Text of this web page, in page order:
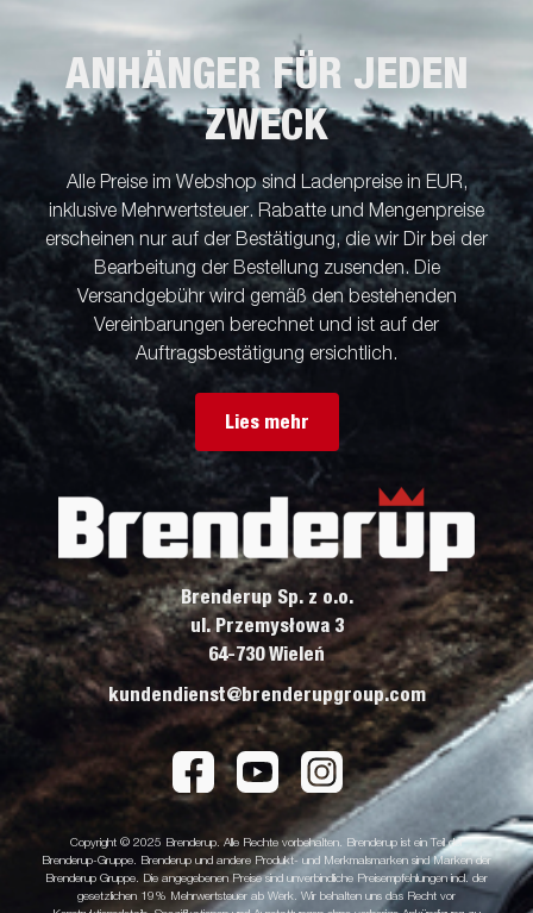
ANHÄNGER FÜR JEDEN
ZWECK
Alle Preise im Webshop sind Ladenpreise in EUR,
inklusive Mehrwertsteuer. Rabatte und Mengenpreise
erscheinen nur auf der Bestätigung, die wir Dir bei der
Bearbeitung der Bestellung zusenden. Die
Versandgebühr wird gemäß den bestehenden
Vereinbarungen berechnet und ist auf der
Auftragsbestätigung ersichtlich.
Lies mehr
Brenderup Sp. z o.o.
ul. Przemysłowa 3
64-730 Wieleń
kundendienst@brenderupgroup.com
Copyright © 2025 Brenderup. Alle Rechte vorbehalten. Brenderup ist ein Teil der
Brenderup-Gruppe. Brenderup und andere Produkt- und Merkmalsmarken sind Marken der
Brenderup Gruppe. Die angegebenen Preise sind unverbindliche Preisempfehlungen incl. der
gesetzlichen 19% Mehrwertsteuer ab Werk. Wir behalten uns das Recht vor